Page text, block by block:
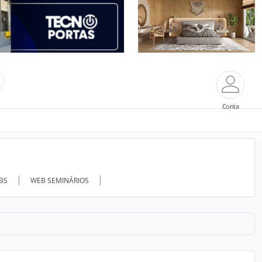
Conta
WEB SEMINÁRIOS